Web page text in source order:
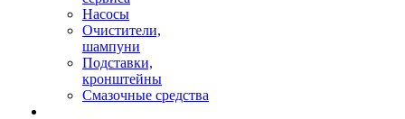
Насосы
Очистители,
шампуни
Подставки,
кронштейны
Смазочные средства